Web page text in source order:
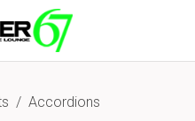
/ Accordions